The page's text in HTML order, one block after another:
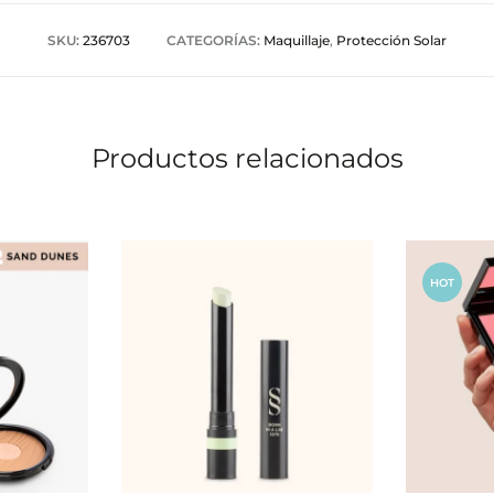
SKU: 236703 CATEGORÍAS: Maquillaje, Protección Solar
Productos relacionados
HOT